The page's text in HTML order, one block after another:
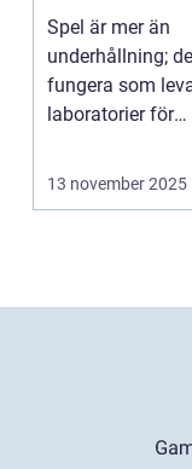
Spel är mer än
underhållning;
fungera som
laboratorier för
13 november 2025